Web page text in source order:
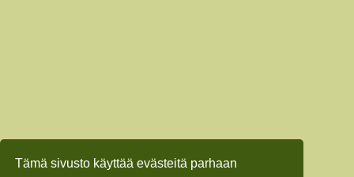
Tämä sivusto käyttää evästeitä parhaan